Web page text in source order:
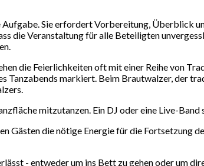
Aufgabe. Sie erfordert Vorbereitung,
die Veranstaltung für alle Beteiligten
die Feierlichkeiten oft mit einer Reihe von
Tanzabends markiert. Beim Brautwalzer,
mitzutanzen. Ein DJ oder eine Live-
Gästen die nötige Energie für die Fortsetzung
- entweder um ins Bett zu gehen oder um